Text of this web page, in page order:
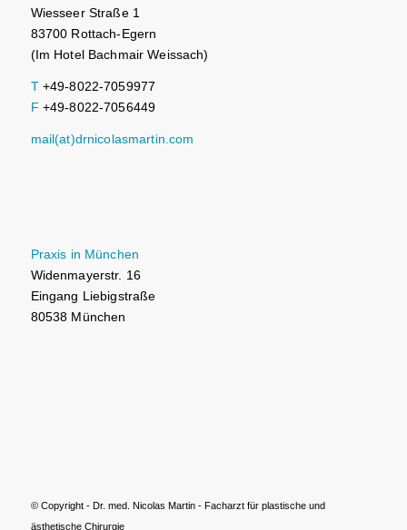
Wiesseer Straße 1
83700 Rottach-Egern
(Im Hotel Bachmair Weissach)
T+49-8022-7059977
F +49-8022-7056449
mail(at)drnicolasmartin.com
Praxis in München
Widenmayerstr. 16
Eingang Liebigstraße
80538 München
© Copyright - Dr. med. Nicolas Martin - Facharzt für plastische und
ästhetische Chirurgie